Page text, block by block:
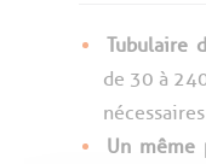
Tubulaire
de 30 à
nécessaires
Un même